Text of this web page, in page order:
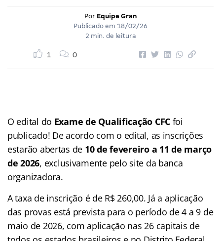
Por Equipe Gran
Publicado em 18/02/26
2 min. de leitura
1 0
O edital do Exame de Qualificação CFC foi
publicado! De acordo com o edital, as inscrições
estarão abertas de 10 de fevereiro a 11 de março
de 2026, exclusivamente pelo site da banca
organizadora.
A taxa de inscrição é de R$ 260,00. Já a aplicação
das provas está prevista para o período de 4 a 9 de
maio de 2026, com aplicação nas 26 capitais de